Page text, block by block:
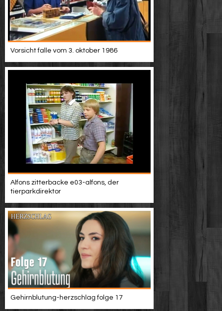
Vorsicht falle vom 3. oktober 1986
Alfons zitterbacke e03-alfons, der
tierparkdirektor
Gehirnblutung-herzschlag folge 17